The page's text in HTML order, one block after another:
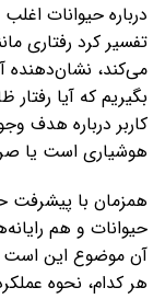
درباره حیوانات
تفسیر کرد رفتاری
می‌کند، نشان‌دهنده‌
بگیریم که آیا
کاربر درباره
هوشیاری است یا
همزمان با
حیوانات و هم
آن موضوع این است
هر کدام، نحوه